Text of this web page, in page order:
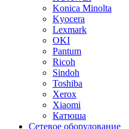
Konica Minolta
Kyocera
Lexmark
OKI
Pantum
Ricoh
Sindoh
Toshiba
Xerox
Xiaomi
Катюша
Сетевое оборудование